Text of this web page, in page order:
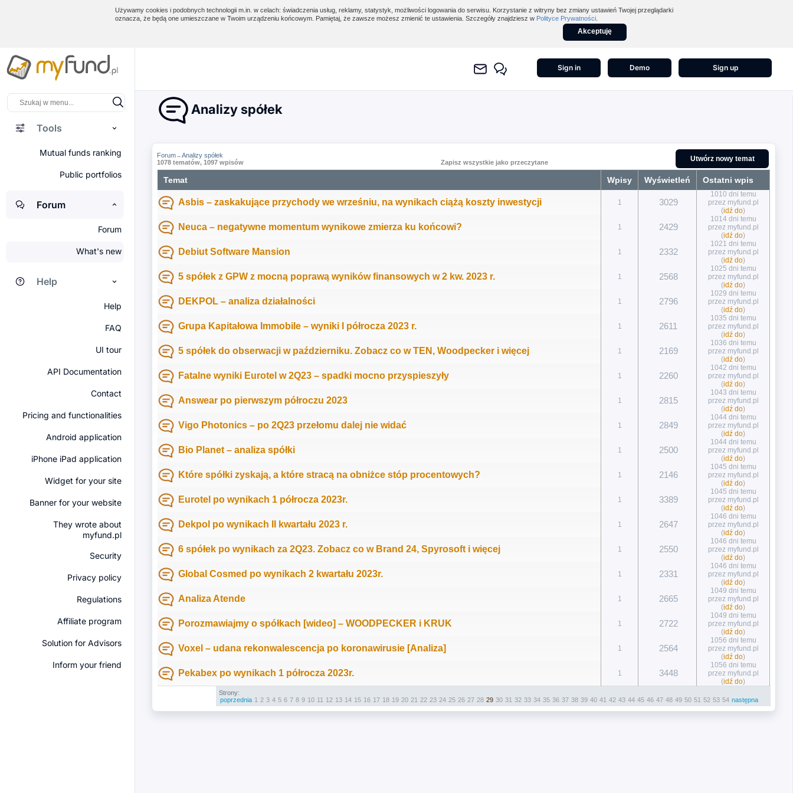
Używamy cookies i podobnych technologii m.in. w celach: świadczenia usług, reklamy, statystyk, możliwości logowania do serwisu. Korzystanie z witryny bez zmiany ustawień Twojej przeglądarki
oznacza, że będą one umieszczane w Twoim urządzeniu końcowym. Pamiętaj, że zawsze możesz zmienić te ustawienia. Szczegóły znajdziesz w Polityce Prywatności
Akceptuję
Tools
Mutual funds ranking
Public portfolios
Forum
Forum
What's new
Help
Help
FAQ
UI tour
API Documentation
Contact
Pricing and functionalities
Android application
iPhone iPad application
Widget for your site
Banner for your website
They wrote about
myfund.pl
Security
Privacy policy
Regulations
Affiliate program
Solution for Advisors
Inform your friend
Sign in Demo Sign up
Analizy spółek
Forum→Analizy spółek
1078 tematów, 1097 wpisów
Zapisz wszystkie jako przeczytane Utwórz nowy temat
Temat Wpisy Wyświetleń Ostatni wpis
Asbis – zaskakujące przychody we wrześniu, na wynikach ciążą koszty inwestycji 1 3029
1010 dni temu
przez myfund.pl
(idź do)
Neuca – negatywne momentum wynikowe zmierza ku końcowi? 1 2429
1014 dni temu
przez myfund.pl
(idź do)
Debiut Software Mansion 1 2332
1021 dni temu
przez myfund.pl
(idź do)
5 spółek z GPW z mocną poprawą wyników finansowych w 2 kw. 2023 r. 1 2568
1025 dni temu
przez myfund.pl
(idź do)
DEKPOL – analiza działalności 1 2796
1029 dni temu
przez myfund.pl
(idź do)
Grupa Kapitałowa Immobile – wyniki I półrocza 2023 r. 1 2611
1035 dni temu
przez myfund.pl
(idź do)
5 spółek do obserwacji w październiku. Zobacz co w TEN, Woodpecker i więcej 1 2169
1036 dni temu
przez myfund.pl
(idź do)
Fatalne wyniki Eurotel w 2Q23 – spadki mocno przyspieszyły 1 2260
1042 dni temu
przez myfund.pl
(idź do)
Answear po pierwszym półroczu 2023 1 2815
1043 dni temu
przez myfund.pl
(idź do)
Vigo Photonics – po 2Q23 przełomu dalej nie widać 1 2849
1044 dni temu
przez myfund.pl
(idź do)
Bio Planet – analiza spółki 1 2500
1044 dni temu
przez myfund.pl
(idź do)
Które spółki zyskają, a które stracą na obniżce stóp procentowych? 1 2146
1045 dni temu
przez myfund.pl
(idź do)
Eurotel po wynikach 1 półrocza 2023r. 1 3389
1045 dni temu
przez myfund.pl
(idź do)
Dekpol po wynikach II kwartału 2023 r. 1 2647
1046 dni temu
przez myfund.pl
(idź do)
6 spółek po wynikach za 2Q23. Zobacz co w Brand 24, Spyrosoft i więcej 1 2550
1046 dni temu
przez myfund.pl
(idź do)
Global Cosmed po wynikach 2 kwartału 2023r. 1 2331
1046 dni temu
przez myfund.pl
(idź do)
Analiza Atende 1 2665
1049 dni temu
przez myfund.pl
(idź do)
Porozmawiajmy o spółkach [wideo] – WOODPECKER i KRUK 1 2722
1049 dni temu
przez myfund.pl
(idź do)
Voxel – udana rekonwalescencja po koronawirusie [Analiza] 1 2564
1056 dni temu
przez myfund.pl
(idź do)
Pekabex po wynikach 1 półrocza 2023r. 1 3448
1056 dni temu
przez myfund.pl
(idź do)
Strony:
poprzednia 1 2 3 4 5 6 7 8 9 10 11 12 13 14 15 16 17 18 19 20 21 22 23 24 25 26 27 28 29 30 31 32 33 34 35 36 37 38 39 40 41 42 43 44 45 46 47 48 49 50 51 52 53 54 następna